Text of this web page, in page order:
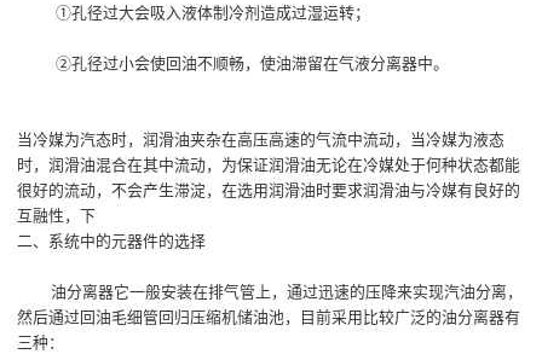
①孔径过大会吸入液体制冷剂造成过湿运转；
②孔径过小会使回油不顺畅，使油滞留在气液分离器中。
当冷媒为汽态时，润滑油夹杂在高压高速的气流中流动，当冷媒为液态
时，润滑油混合在其中流动，为保证润滑油无论在冷媒处于何种状态都能
很好的流动，不会产生滞淀，在选用润滑油时要求润滑油与冷媒有良好的
互融性，下
二、系统中的元器件的选择
油分离器它一般安装在排气管上，通过迅速的压降来实现汽油分离，
然后通过回油毛细管回归压缩机储油池，目前采用比较广泛的油分离器有
三种：